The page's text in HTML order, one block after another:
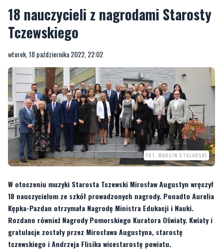
18 nauczycieli z nagrodami Starosty
Tczewskiego
wtorek, 18 października 2022, 22:02
FOT. MARCIN STOLARSKI
W otoczeniu muzyki Starosta Tczewski Mirosław Augustyn wręczył
18 nauczycielom ze szkół prowadzonych nagrody. Ponadto Aurelia
Kępka-Pazdan otrzymała Nagrodę Ministra Edukacji i Nauki.
Rozdano również Nagrody Pomorskiego Kuratora Oświaty. Kwiaty i
gratulacje zostały przez Mirosława Augustyna, starostę
tczewskiego i Andrzeja Flisika wicestarostę powiatu.